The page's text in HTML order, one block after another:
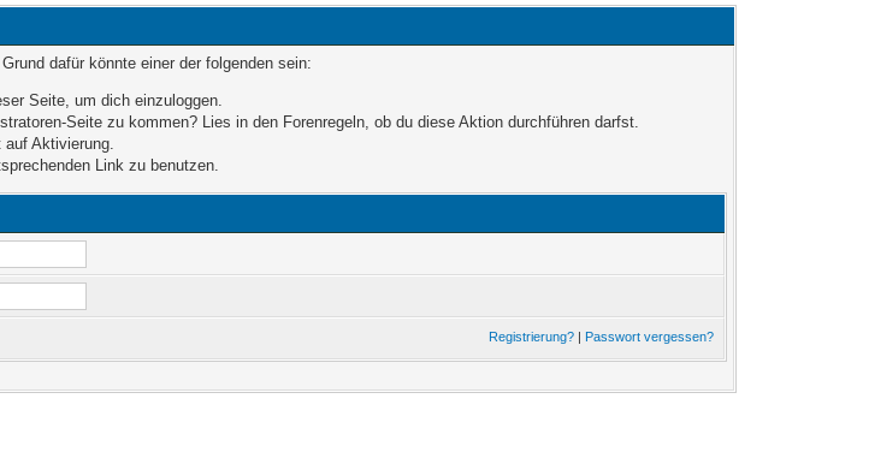
dafür könnte einer der folgenden sein:
Seite, um dich einzuloggen.
Seite zu kommen? Lies in den Forenregeln, ob du diese Aktion durchführen darfst.
auf Aktivierung.
Link zu benutzen.
Registrierung? | Passwort vergessen?